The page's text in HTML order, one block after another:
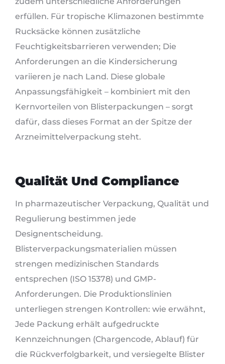
erfüllen. Für tropische Klimazonen bestimmte
Rucksäcke können zusätzliche
Feuchtigkeitsbarrieren verwenden; Die
Anforderungen an die Kindersicherung
variieren je nach Land. Diese globale
Anpassungsfähigkeit – kombiniert mit den
Kernvorteilen von Blisterpackungen – sorgt
dafür, dass dieses Format an der Spitze der
Arzneimittelverpackung steht.
Qualität Und Compliance
In pharmazeutischer Verpackung, Qualität und
Regulierung bestimmen jede
Designentscheidung.
Blisterverpackungsmaterialien müssen
strengen medizinischen Standards
entsprechen (ISO 15378) und GMP-
Anforderungen. Die Produktionslinien
unterliegen strengen Kontrollen: wie erwähnt,
Jede Packung erhält aufgedruckte
Kennzeichnungen (Chargencode, Ablauf) für
die Rückverfolgbarkeit, und versiegelte Blister